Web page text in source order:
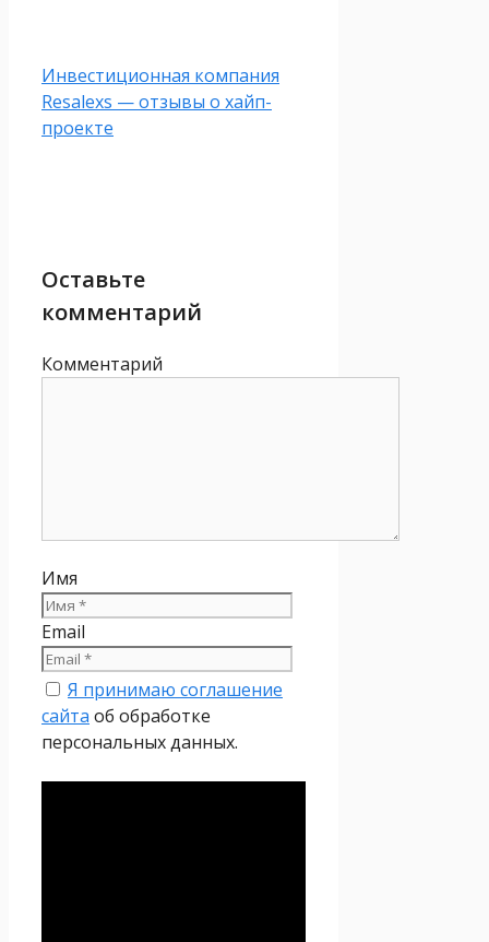
Инвестиционная компания
Resalexs — отзывы о хайп-
проекте
Оставьте
комментарий
Комментарий
Имя
Email
Я принимаю соглашение
сайта об обработке
персональных данных.